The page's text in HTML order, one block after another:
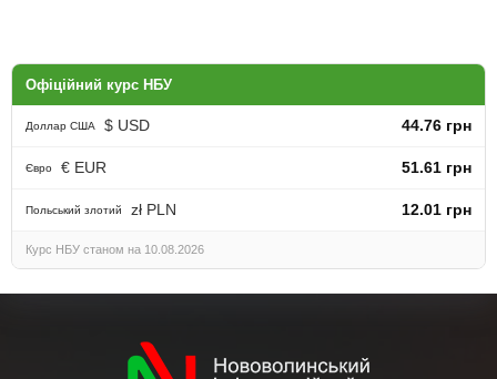
Офіційний курс НБУ
Доллар США $ USD 44.76 грн
Євро € EUR 51.61 грн
Польський злотий zł PLN 12.01 грн
Курс НБУ станом на 10.08.2026